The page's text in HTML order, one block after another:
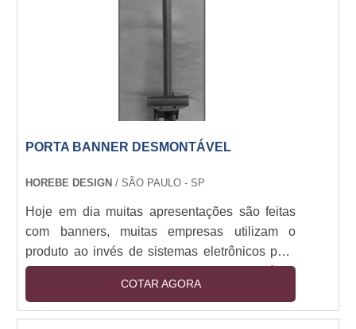
PORTA BANNER DESMONTÁVEL
HOREBE DESIGN / SÃO PAULO - SP
Hoje em dia muitas apresentações são feitas
com banners, muitas empresas utilizam o
produto ao invés de sistemas eletrônicos para
mostrarem seus projetos para os funcionários
da empresa. Além disso, os banners são muito
utilizados em apresentações de faculdade,
COTAR AGORA